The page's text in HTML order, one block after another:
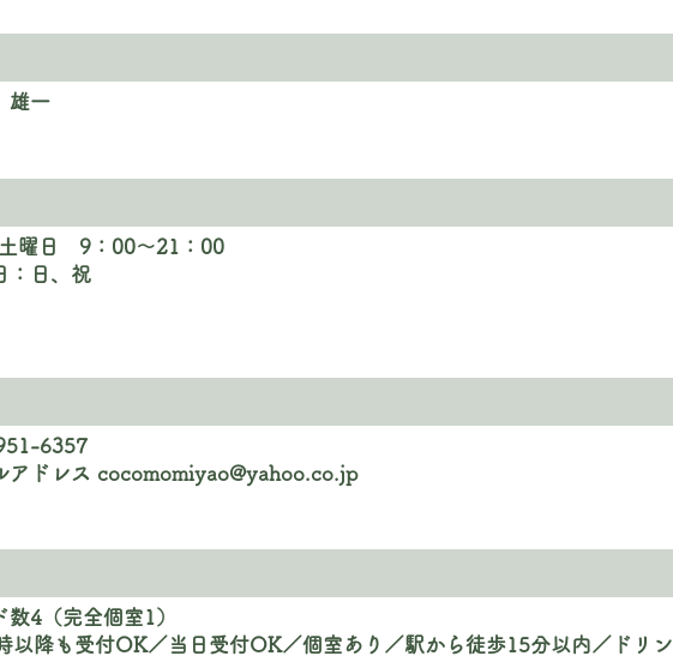
一
曜日 9：00～21：00
：日、祝
6357
アドレス cocomomiyao@yahoo.co.jp
数4（完全個室1）
以降も受付OK／当日受付OK／個室あり／駅から徒歩15分以内／ドリン